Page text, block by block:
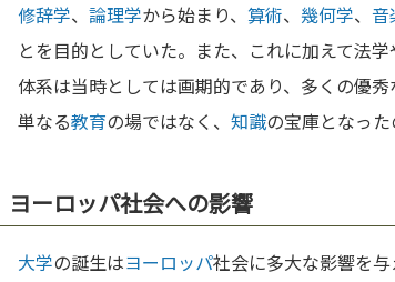
修辞学、 論理学から始まり、 算術、 幾何学、 音
とを目的としていた。また、これに加えて法学
体系は当時としては画期的であり、多くの優
単なる教育の場ではなく、 知識の宝庫となった
ヨーロッパ社会への影響
大学の誕生はヨーロッパ社会に多大な影響を与